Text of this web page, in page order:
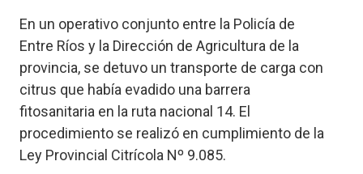
Información
General
Locales
Nacionales
En un operativo conjunto entre la Policía de
Entre Ríos y la Dirección de Agricultura de la
provincia, se detuvo un transporte de carga con
citrus que había evadido una barrera
fitosanitaria en la ruta nacional 14. El
procedimiento se realizó en cumplimiento de la
Ley Provincial Citrícola Nº 9.085.